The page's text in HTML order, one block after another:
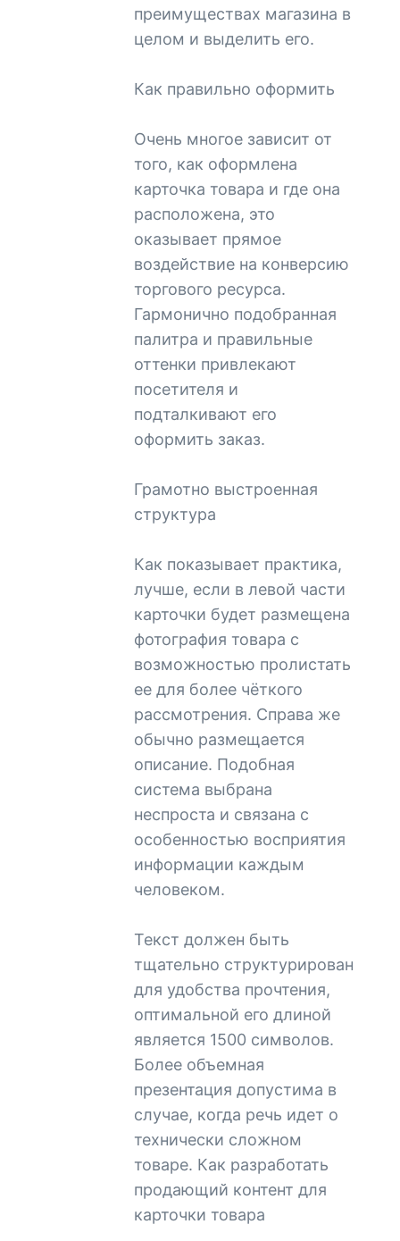
преимуществах магазина в
целом и выделить его.
Как правильно оформить
Очень многое зависит от
того, как оформлена
карточка товара и где она
расположена, это
оказывает прямое
воздействие на конверсию
торгового ресурса.
Гармонично подобранная
палитра и правильные
оттенки привлекают
посетителя и
подталкивают его
оформить заказ.
Грамотно выстроенная
структура
Как показывает практика,
лучше, если в левой части
карточки будет размещена
фотография товара с
возможностью пролистать
ее для более чёткого
рассмотрения. Справа же
обычно размещается
описание. Подобная
система выбрана
неспроста и связана с
особенностью восприятия
информации каждым
человеком.
Текст должен быть
тщательно структурирован
для удобства прочтения,
оптимальной его длиной
является 1500 символов.
Более объемная
презентация допустима в
случае, когда речь идет о
технически сложном
товаре. Как разработать
продающий контент для
карточки товара